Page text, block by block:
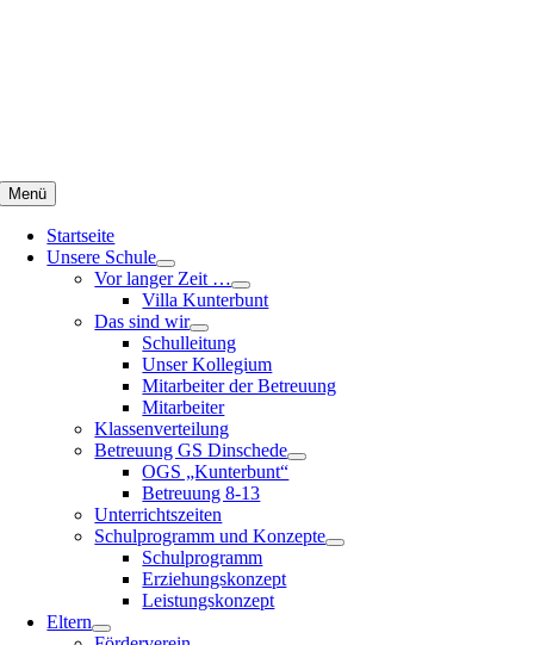
Menü
Startseite
Unsere Schule
Vor langer Zeit …
Villa Kunterbunt
Das sind wir
Schulleitung
Unser Kollegium
Mitarbeiter der Betreuung
Mitarbeiter
Klassenverteilung
Betreuung GS Dinschede
OGS „Kunterbunt“
Betreuung 8-13
Unterrichtszeiten
Schulprogramm und Konzepte
Schulprogramm
Erziehungskonzept
Leistungskonzept
Eltern